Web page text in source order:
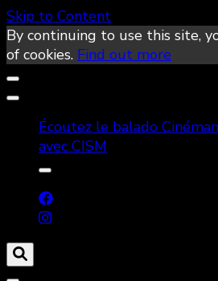
Skip to Content
By continuing to use this site,
of cookies. Find out more
Écoutez le balado
avec CISM